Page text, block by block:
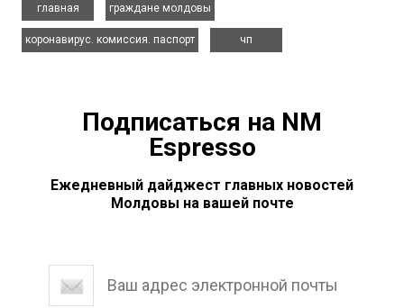
главная
граждане молдовы
коронавирус. комиссия. паспорт
чп
Подписаться на NM
Espresso
Ежедневный дайджест главных новостей
Молдовы на вашей почте